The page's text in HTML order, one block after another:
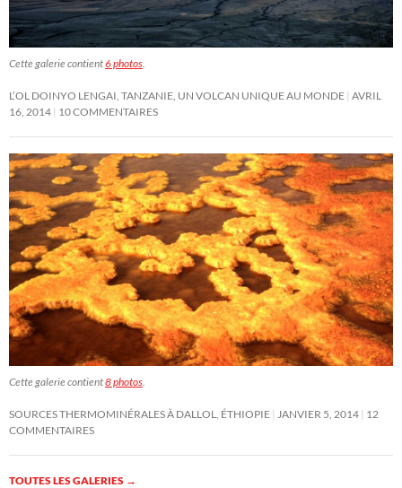
Cette galerie contient6 photos
L’OL DOINYO LENGAI, TANZANIE, UN VOLCAN UNIQUE AU MONDE AVRIL
16, 2014 10 COMMENTAIRES
Cette galerie contient8 photos
SOURCES THERMOMINÉRALES À DALLOL, ÉTHIOPIE JANVIER 5, 2014 12
COMMENTAIRES
TOUTES LES GALERIES →